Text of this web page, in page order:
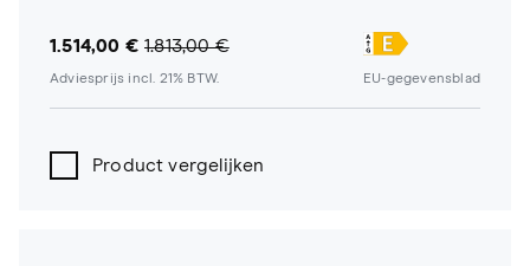
1.514,00 € 1.813,00 €
Adviesprijs incl. 21% BTW. EU-gegevensblad
Product vergelijken